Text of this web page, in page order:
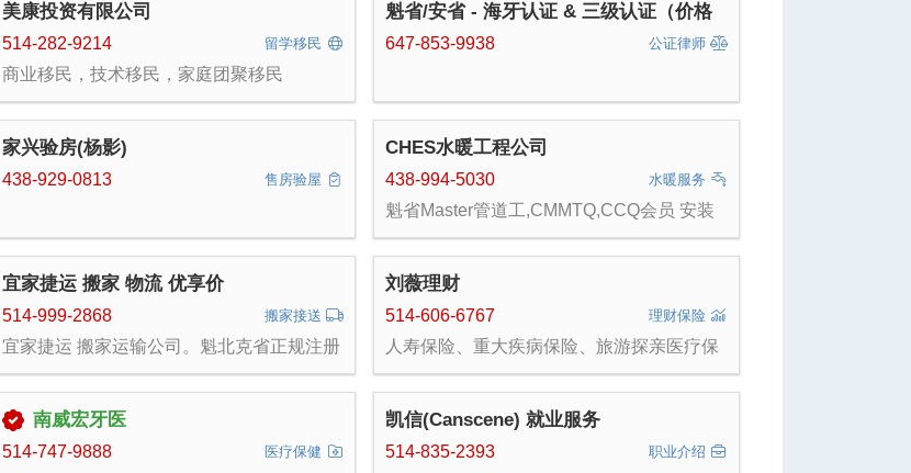
美康投资有限公司
留学移民
514-282-9214
商业移民，技术移民，家庭团聚移民
魁省/安省 - 海牙认证 & 三级认证（价格
优惠/办理周期短）
公证律师
647-853-9938
家兴验房(杨影)
售房验屋
438-929-0813
CHES水暖工程公司
水暖服务
438-994-5030
魁省Master管道工,CMMTQ,CCQ会员 安装
安装维修 RBQ#5744213901 (438)994-
5030(车师傅)
宜家捷运 搬家 物流 优享价
搬家接送
514-999-2868
宜家捷运 搬家运输公司。魁北克省正规注册
旅游包车等用车服务。 备有箱式货车、丰田
塞纳七座商务Van ，丰田rav4。 提供仓库存
储服务。价格优惠50%。 友好、专业、诚信
刘薇理财
理财保险
514-606-6767
人寿保险、重大疾病保险、旅游探亲医疗保
南威宏牙医
医疗保健
514-747-9888
凯信(Canscene) 就业服务
职业介绍
514-835-2393